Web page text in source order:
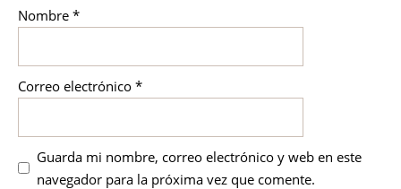
Nombre *
Correo electrónico *
Guarda mi nombre, correo electrónico y web en este
navegador para la próxima vez que comente.